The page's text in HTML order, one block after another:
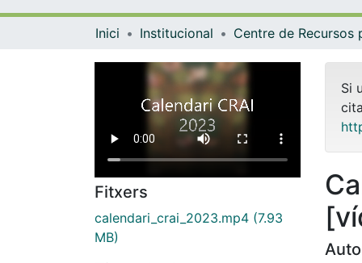
Inici Institucional
Fitxers
calendari_crai_2023.mp4 (7.93
MB)
Si